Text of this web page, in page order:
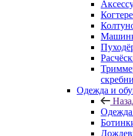
Одежда и
Одежда